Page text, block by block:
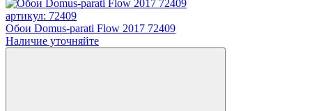
артикул: 72409
Обои Domus-parati Flow 2017 72409
Наличие уточняйте